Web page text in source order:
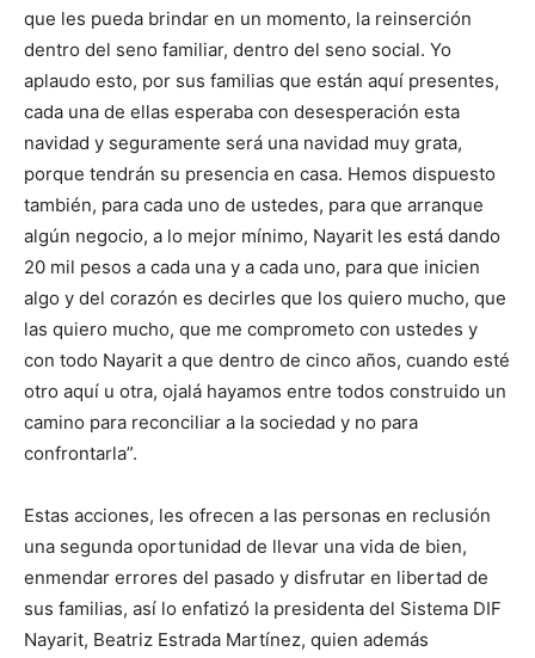
que les pueda brindar en un momento, la reinserción
dentro del seno familiar, dentro del seno social. Yo
aplaudo esto, por sus familias que están aquí presentes,
cada una de ellas esperaba con desesperación esta
navidad y seguramente será una navidad muy grata,
porque tendrán su presencia en casa. Hemos dispuesto
también, para cada uno de ustedes, para que arranque
algún negocio, a lo mejor mínimo, Nayarit les está dando
20 mil pesos a cada una y a cada uno, para que inicien
algo y del corazón es decirles que los quiero mucho, que
las quiero mucho, que me comprometo con ustedes y
con todo Nayarit a que dentro de cinco años, cuando esté
otro aquí u otra, ojalá hayamos entre todos construido un
camino para reconciliar a la sociedad y no para
confrontarla”.
Estas acciones, les ofrecen a las personas en reclusión
una segunda oportunidad de llevar una vida de bien,
enmendar errores del pasado y disfrutar en libertad de
sus familias, así lo enfatizó la presidenta del Sistema DIF
Nayarit, Beatriz Estrada Martínez, quien además